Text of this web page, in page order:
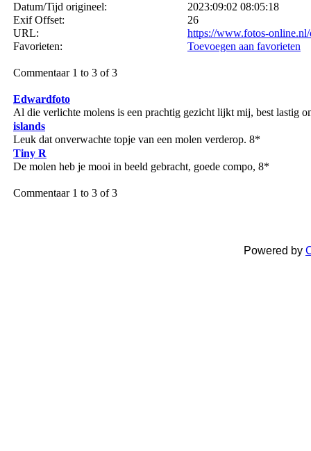
Datum/Tijd origineel:
2023:09:02 08:05:18
Exif Offset:
26
URL:
https://www.fotos-
Favorieten:
Toevoegen aan favorieten
Commentaar 1 to 3 of 3
Edwardfoto
Al die verlichte molens is een prachtig gezicht lijkt mij, best lastig
islands
Leuk dat onverwachte topje van een molen verderop. 8*
Tiny R
De molen heb je mooi in beeld gebracht, goede compo, 8*
Commentaar 1 to 3 of 3
Powered by